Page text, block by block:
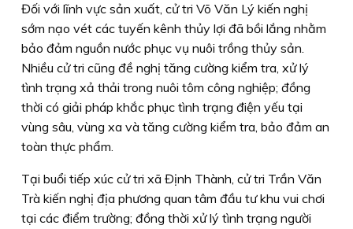
Đối với lĩnh vực sản xuất, cử tri Võ Văn Lý kiến nghị
sớm nạo vét các tuyến kênh thủy lợi đã bồi lắng nhằm
bảo đảm nguồn nước phục vụ nuôi trồng thủy sản.
Nhiều cử tri cũng đề nghị tăng cường kiểm tra, xử lý
tình trạng xả thải trong nuôi tôm công nghiệp; đồng
thời có giải pháp khắc phục tình trạng điện yếu tại
vùng sâu, vùng xa và tăng cường kiểm tra, bảo đảm an
toàn thực phẩm.
Tại buổi tiếp xúc cử tri xã Định Thành, cử tri Trần Văn
Trà kiến nghị địa phương quan tâm đầu tư khu vui chơi
tại các điểm trường; đồng thời xử lý tình trạng người